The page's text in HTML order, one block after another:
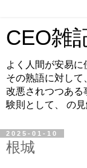
CEO雑
よく人間が安易に
その熟語に対し
改悪されつつある
験則として、 の
2025-01-10
根城